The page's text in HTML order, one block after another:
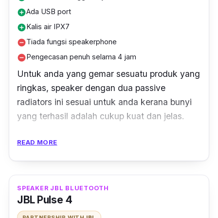
add_circleAda USB port
add_circleKalis air IPX7
remove_circleTiada fungsi speakerphone
remove_circlePengecasan penuh selama 4 jam
Untuk anda yang gemar sesuatu produk yang
ringkas, speaker dengan dua passive
radiators ini sesuai untuk anda kerana bunyi
yang terhasil adalah cukup kuat dan jelas.
Malah boleh menggantikan
Connect+.
READ MORE
SPEAKER JBL BLUETOOTH
JBL Pulse 4